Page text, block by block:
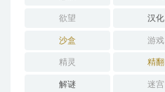
欲望 汉化
沙盒 游戏
精灵 精翻
解谜 迷宫